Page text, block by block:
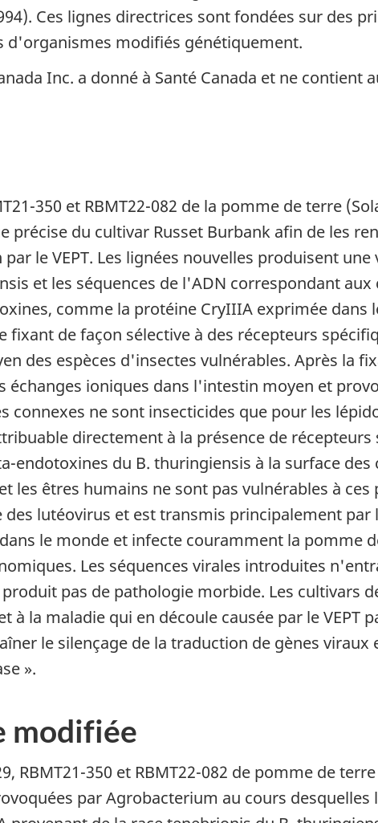
Ces lignes directrices sont fondées sur des
modifiés génétiquement.
Inc. a donné à Santé Canada et ne contient
350 et RBMT22-082 de la pomme de terre
précise du cultivar Russet Burbank afin de les
le VEPT. Les lignées nouvelles produisent
et les séquences de l'ADN correspondant
comme la protéine CryIIIA exprimée
fixant de façon sélective à des récepteurs
des espèces d'insectes vulnérables. Après la
ioniques dans l'intestin moyen et
connexes ne sont insecticides que pour les
directement à la présence de récepteurs
endotoxines du B. thuringiensis à la surface des
êtres humains ne sont pas vulnérables à ces
lutéovirus et est transmis principalement
le monde et infecte couramment la pomme
Les séquences virales introduites
pas de pathologie morbide. Les cultivars
la maladie qui en découle causée par le VEPT
le silençage de la traduction de gènes viraux
».
modifiée
RBMT21-350 et RBMT22-082 de pomme de terre
par Agrobacterium au cours desquelles